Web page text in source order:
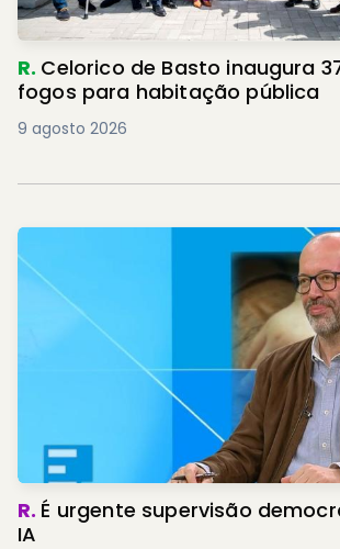
R. Celorico de Basto inaugura
fogos para habitação pública
9 agosto 2026
R. É urgente supervisão
IA